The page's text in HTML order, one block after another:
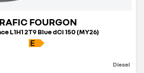
FOURGON
L1H1 2T9 Blue dCi 150 (MY26)
Diesel